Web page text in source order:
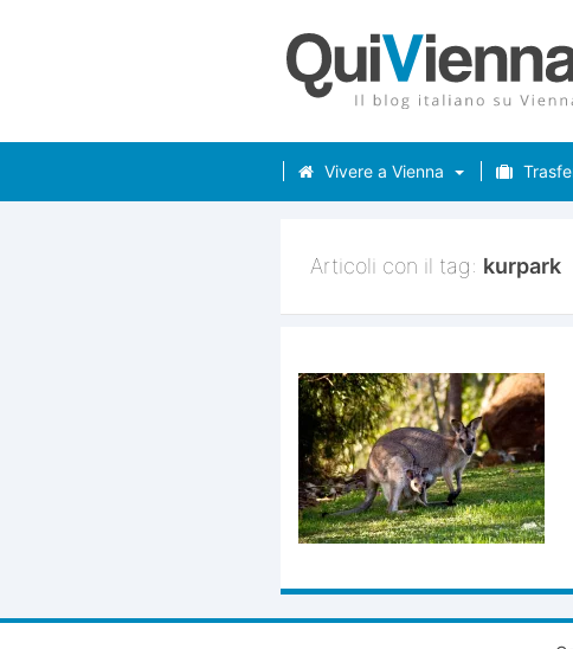
Vivere a Vienna
Articoli con il tag: kurpark